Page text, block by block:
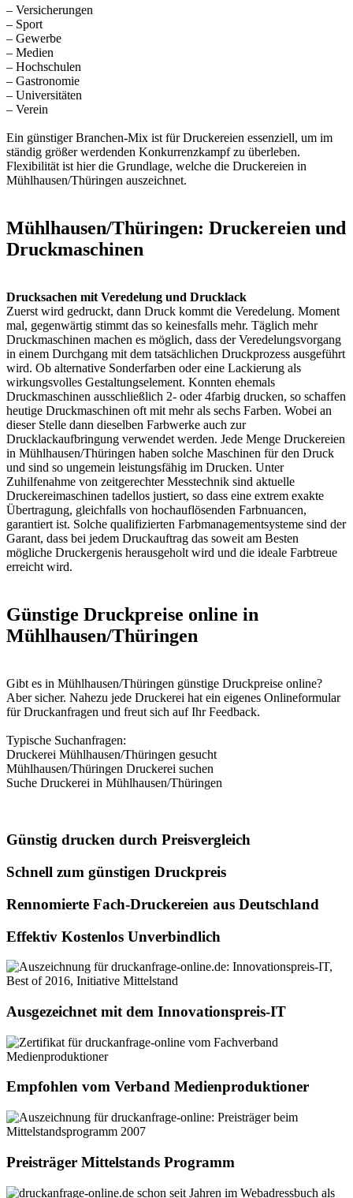
– Versicherungen
– Sport
– Gewerbe
– Medien
– Hochschulen
– Gastronomie
– Universitäten
– Verein
Ein günstiger Branchen-Mix ist für Druckereien essenziell, um im
ständig größer werdenden Konkurrenzkampf zu überleben.
Flexibilität ist hier die Grundlage, welche die Druckereien in
Mühlhausen/Thüringen auszeichnet.
Mühlhausen/Thüringen: Druckereien und
Druckmaschinen
Drucksachen mit Veredelung und Drucklack
Zuerst wird gedruckt, dann Druck kommt die Veredelung. Moment
mal, gegenwärtig stimmt das so keinesfalls mehr. Täglich mehr
Druckmaschinen machen es möglich, dass der Veredelungsvorgang
in einem Durchgang mit dem tatsächlichen Druckprozess ausgeführt
wird. Ob alternative Sonderfarben oder eine Lackierung als
wirkungsvolles Gestaltungselement. Konnten ehemals
Druckmaschinen ausschließlich 2- oder 4farbig drucken, so schaffen
heutige Druckmaschinen oft mit mehr als sechs Farben. Wobei an
dieser Stelle dann dieselben Farbwerke auch zur
Drucklackaufbringung verwendet werden. Jede Menge Druckereien
in Mühlhausen/Thüringen haben solche Maschinen für den Druck
und sind so ungemein leistungsfähig im Drucken. Unter
Zuhilfenahme von zeitgerechter Messtechnik sind aktuelle
Druckereimaschinen tadellos justiert, so dass eine extrem exakte
Übertragung, gleichfalls von hochauflösenden Farbnuancen,
garantiert ist. Solche qualifizierten Farbmanagementsysteme sind der
Garant, dass bei jedem Druckauftrag das soweit am Besten
mögliche Druckergenis herausgeholt wird und die ideale Farbtreue
erreicht wird.
Günstige Druckpreise online in
Mühlhausen/Thüringen
Gibt es in Mühlhausen/Thüringen günstige Druckpreise online?
Aber sicher. Nahezu jede Druckerei hat ein eigenes Onlineformular
für Druckanfragen und freut sich auf Ihr Feedback.
Typische Suchanfragen:
Druckerei Mühlhausen/Thüringen gesucht
Mühlhausen/Thüringen Druckerei suchen
Suche Druckerei in Mühlhausen/Thüringen
Günstig drucken durch Preisvergleich
Schnell zum günstigen Druckpreis
Rennomierte Fach-Druckereien aus Deutschland
Effektiv Kostenlos Unverbindlich
Ausgezeichnet mit dem Innovationspreis-IT
Empfohlen vom Verband Medienproduktioner
Preisträger Mittelstands Programm